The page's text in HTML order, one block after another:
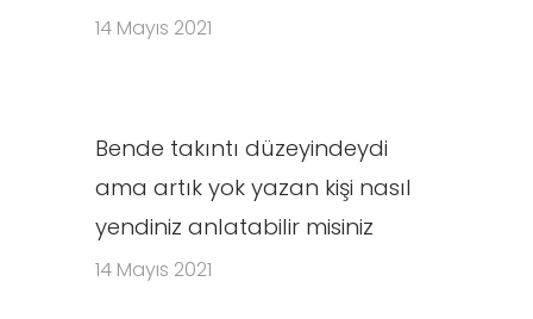
14 Mayıs 2021
Bende takıntı düzeyindeydi
ama artık yok yazan kişi nasıl
yendiniz anlatabilir misiniz
14 Mayıs 2021